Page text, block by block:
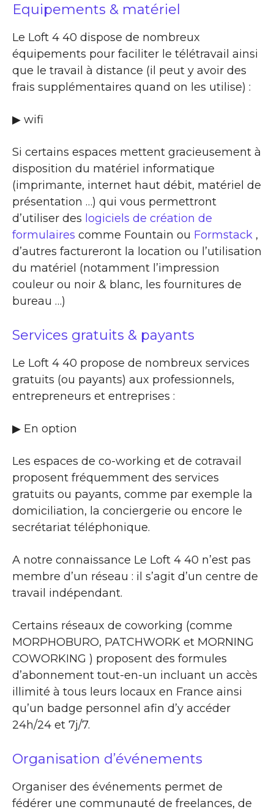
Equipements & matériel
Le Loft 4 40 dispose de nombreux
équipements pour faciliter le télétravail ainsi
que le travail à distance (il peut y avoir des
frais supplémentaires quand on les utilise) :
▶ wifi
Si certains espaces mettent gracieusement à
disposition du matériel informatique
(imprimante, internet haut débit, matériel de
présentation …) qui vous permettront
d’utiliser des logiciels de création de
formulaires comme Fountain ou Formstack ,
d’autres factureront la location ou l’utilisation
du matériel (notamment l’impression
couleur ou noir & blanc, les fournitures de
bureau …)
Services gratuits & payants
Le Loft 4 40 propose de nombreux services
gratuits (ou payants) aux professionnels,
entrepreneurs et entreprises :
▶​ En option
Les espaces de co-working et de cotravail
proposent fréquemment des services
gratuits ou payants, comme par exemple la
domiciliation, la conciergerie ou encore le
secrétariat téléphonique.
A notre connaissance Le Loft 4 40 n’est pas
membre d’un réseau : il s’agit d’un centre de
travail indépendant.
Certains réseaux de coworking (comme
MORPHOBURO, PATCHWORK et MORNING
COWORKING ) proposent des formules
d’abonnement tout-en-un incluant un accès
illimité à tous leurs locaux en France ainsi
qu’un badge personnel afin d’y accéder
24h/24 et 7j/7.
Organisation d’événements
Organiser des événements permet de
fédérer une communauté de freelances, de